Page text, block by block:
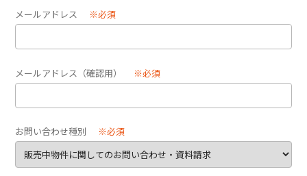
メールアドレス ※必須
メールアドレス（確認用） ※必須
お問い合わせ種別 ※必須